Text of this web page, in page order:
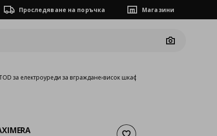
Проследяване на поръчка Магазини
Camera
за електроуреди за вграждане›висок шкаф за фурна/комби фурна +